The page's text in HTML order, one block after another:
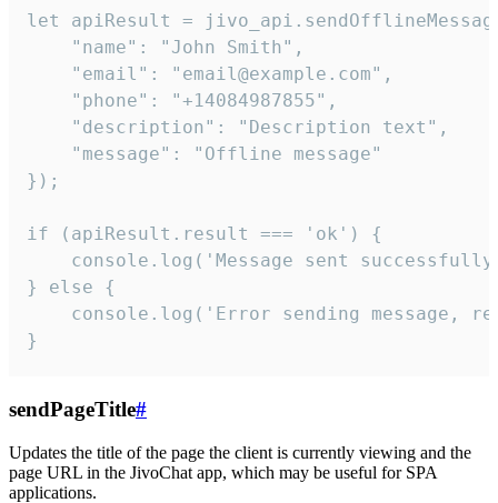
let apiResult =
    "name": "John Smith",
    "email": "email@example.com",
    "phone": "+14084987855",
    "description": "Description text",
    "message": "Offline message"
});
if (apiResult.result === 'ok') {
console.log('Message sent
} else {
console.log('Error sending message,
}
sendPageTitle#
Updates the title of the page the client is currently viewing and the
page URL in the JivoChat app, which may be useful for SPA
applications.